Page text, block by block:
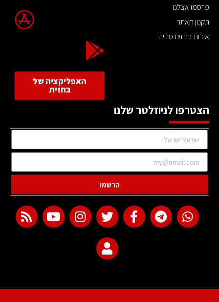
פרסמו אצלנו
תקנון האתר
אודות בחזית מדיה
האפליקציה של
בחזית
הצטרפו לניוזלטר שלנו
הרשמו